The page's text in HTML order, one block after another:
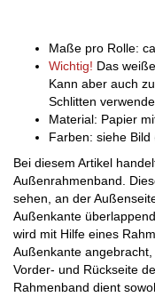
Maße pro Rolle:
Wichtig! Das
Kann aber auch
Schlitten
Material: Papier
Farben: siehe
Bei diesem Artikel
Außenrahmenband.
sehen, an der
Außenkante
wird mit Hilfe eines
Außenkante
Vorder- und Rückseite
Rahmenband dient